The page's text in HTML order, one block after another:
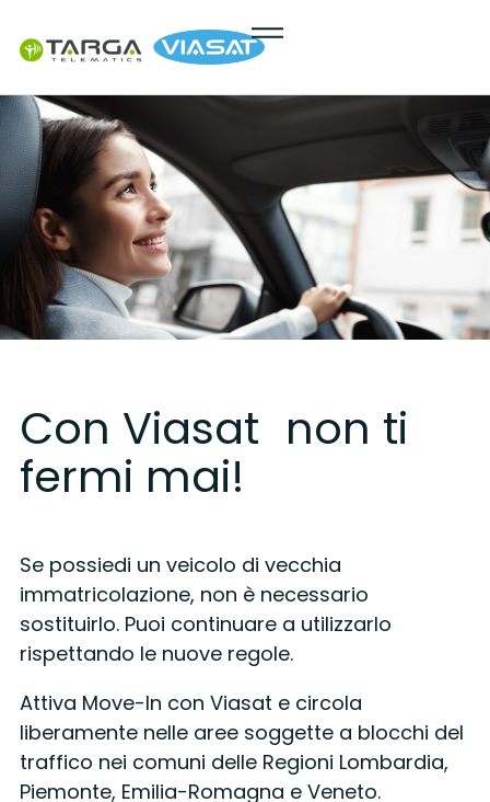
Con Viasat non ti
fermi mai!
Se possiedi un veicolo di vecchia
immatricolazione, non è necessario
sostituirlo. Puoi continuare a utilizzarlo
rispettando le nuove regole.
Attiva Move-In con Viasat e circola
liberamente nelle aree soggette a blocchi del
traffico nei comuni delle Regioni Lombardia,
Piemonte, Emilia-Romagna e Veneto.